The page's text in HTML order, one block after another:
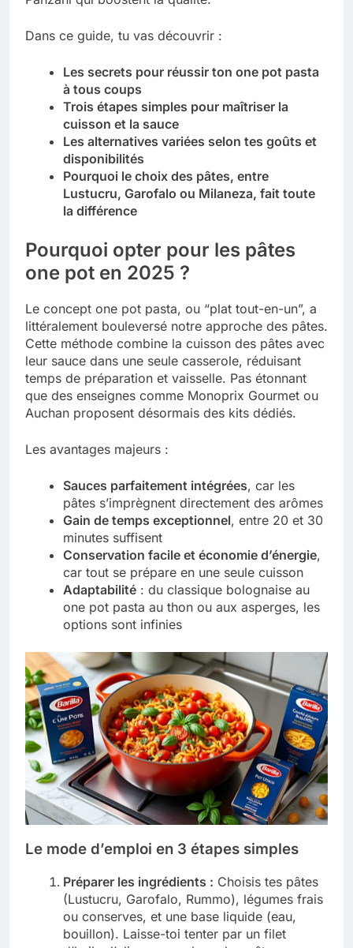
Quels sont les inconvénients de
5 Mois Ago
À partir de quel montant la CAF porte
plainte : comprendre les seuils à
connaître
5 Mois Ago
Découvrir pourquoi des trous dans le
jardin sans monticule apparaissent et
comment les traiter
Dans ce guide, tu vas découvrir :
Les secrets pour réussir ton one pot pasta
à tous coups
Trois étapes simples pour maîtriser la
cuisson et la sauce
Les alternatives variées selon tes goûts et
disponibilités
Pourquoi le choix des pâtes, entre
Lustucru, Garofalo ou Milaneza, fait toute
la différence
Pourquoi opter pour les pâtes
one pot en 2025 ?
Le concept one pot pasta, ou “plat tout-en-un”, a
littéralement bouleversé notre approche des pâtes.
Cette méthode combine la cuisson des pâtes avec
leur sauce dans une seule casserole, réduisant
temps de préparation et vaisselle. Pas étonnant
que des enseignes comme Monoprix Gourmet ou
Auchan proposent désormais des kits dédiés.
Les avantages majeurs :
Sauces parfaitement intégrées, car les
pâtes s’imprègnent directement des arômes
Gain de temps exceptionnel, entre 20 et 30
minutes suffisent
Conservation facile et économie d’énergie,
car tout se prépare en une seule cuisson
Adaptabilité : du classique bolognaise au
one pot pasta au thon ou aux asperges, les
options sont infinies
Le mode d’emploi en 3 étapes simples
Préparer les ingrédients : Choisis tes pâtes
(Lustucru, Garofalo, Rummo), légumes frais
ou conserves, et une base liquide (eau,
bouillon). Laisse-toi tenter par un filet